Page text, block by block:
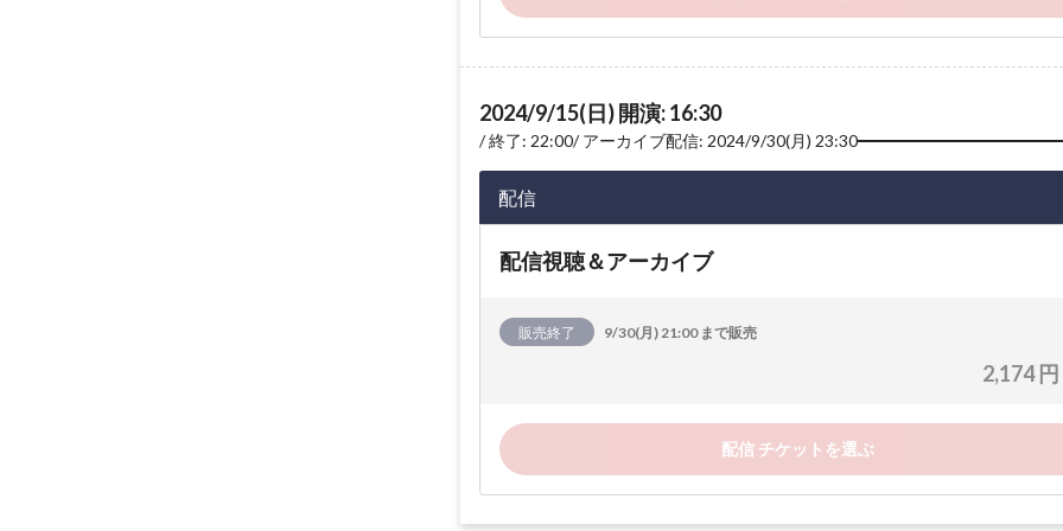
2024/9/15(日) 開演: 16:30
終了: 22:00 アーカイブ配信: 2024/9/30(月) 23:30
配信
配信視聴＆アーカイブ
販売終了 9/30(月) 21:00 まで販売
2,174 円
配信 チケットを選ぶ